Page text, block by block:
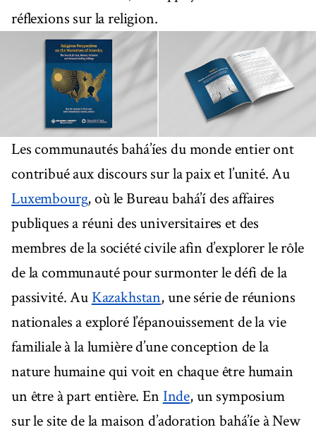
réflexions sur la religion.
Les communautés bahá’íes du monde entier ont
contribué aux discours sur la paix et l’unité. Au
Luxembourg, où le Bureau bahá’í des affaires
publiques a réuni des universitaires et des
membres de la société civile afin d’explorer le rôle
de la communauté pour surmonter le défi de la
passivité. Au Kazakhstan, une série de réunions
nationales a exploré l’épanouissement de la vie
familiale à la lumière d’une conception de la
nature humaine qui voit en chaque être humain
un être à part entière. En Inde, un symposium
sur le site de la maison d’adoration bahá’íe à New